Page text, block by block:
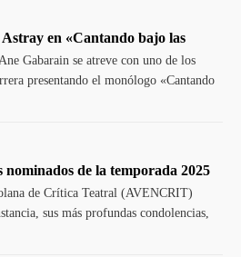
en «Cantando bajo las
Gabarain se atreve con uno de los
presentando el monólogo «Cantando
de la temporada 2025
de Crítica Teatral (AVENCRIT)
sus más profundas condolencias,